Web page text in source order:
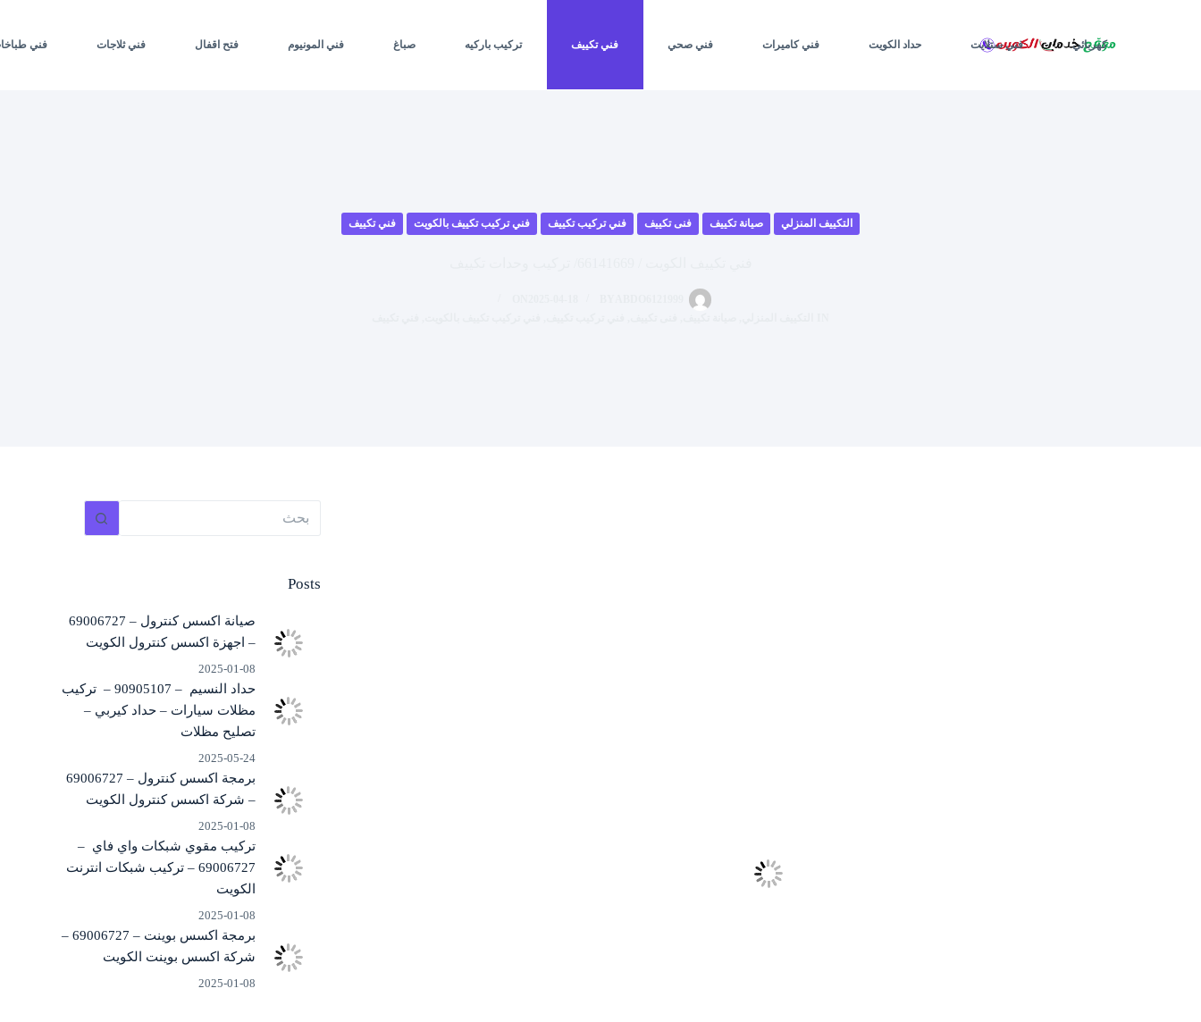
كهربائي فني ستلايت حداد الكويت فني كاميرات فني صحي فني تكييف تركيب باركيه صباغ فني المونيوم فتح اقفال فني ثلاجات فني
التكييف المنزلي صيانة تكييف فنى تكييف فني تركيب تكييف فني تركيب تكييف بالكويت فني تكييف
توجد
Posts
صيانة اكسس كنترول – 69006727
– اجهزة اكسس كنترول الكويت
2025-01-08
حداد النسيم – 90905107 – تركيب
مظلات سيارات – حداد كيربي –
تصليح مظلات
2025-05-24
برمجة اكسس كنترول – 69006727
– شركة اكسس كنترول الكويت
2025-01-08
تركيب مقوي شبكات واي فاي –
69006727 – تركيب شبكات انترنت
الكويت
2025-01-08
برمجة اكسس بوينت – 69006727 –
شركة اكسس بوينت الكويت
2025-01-08